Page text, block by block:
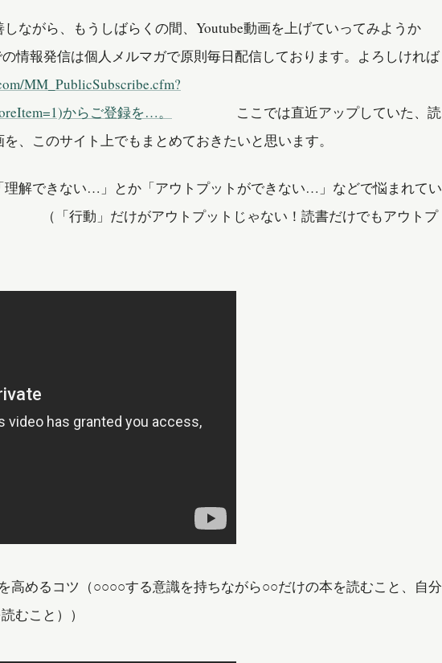
ながら、もうしばらくの間、Youtube動画を上げていってみようか
情報発信は個人メルマガで原則毎日配信しております。よろしければ
MM_PublicSubscribe.cfm?
からご登録を…。
ここでは直近アップしていた、読
、このサイト上でもまとめておきたいと思います。
理解できない…」とか「アウトプットができない…」などで悩まれてい
「行動」だけがアウトプットじゃない！読書だけでもアウトプ
コツ（○○○○する意識を持ちながら○○だけの本を読むこと、自分
むこと））